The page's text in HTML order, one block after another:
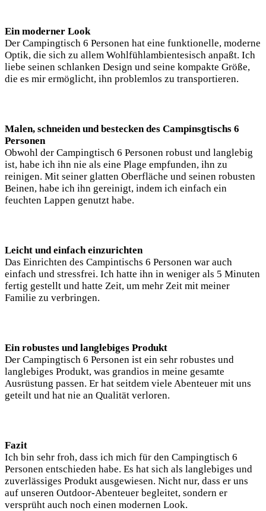
Ein moderner Look
Der Campingtisch 6 Personen hat eine funktionelle, moderne
Optik, die sich zu allem Wohlfühlambientesisch anpaßt. Ich
liebe seinen schlanken Design und seine kompakte Größe,
die es mir ermöglicht, ihn problemlos zu transportieren.
Malen, schneiden und bestecken des Campinsgtischs 6
Personen
Obwohl der Campingtisch 6 Personen robust und langlebig
ist, habe ich ihn nie als eine Plage empfunden, ihn zu
reinigen. Mit seiner glatten Oberfläche und seinen robusten
Beinen, habe ich ihn gereinigt, indem ich einfach ein
feuchten Lappen genutzt habe.
Leicht und einfach einzurichten
Das Einrichten des Campintischs 6 Personen war auch
einfach und stressfrei. Ich hatte ihn in weniger als 5 Minuten
fertig gestellt und hatte Zeit, um mehr Zeit mit meiner
Familie zu verbringen.
Ein robustes und langlebiges Produkt
Der Campingtisch 6 Personen ist ein sehr robustes und
langlebiges Produkt, was grandios in meine gesamte
Ausrüstung passen. Er hat seitdem viele Abenteuer mit uns
geteilt und hat nie an Qualität verloren.
Fazit
Ich bin sehr froh, dass ich mich für den Campingtisch 6
Personen entschieden habe. Es hat sich als langlebiges und
zuverlässiges Produkt ausgewiesen. Nicht nur, dass er uns
auf unseren Outdoor-Abenteuer begleitet, sondern er
versprüht auch noch einen modernen Look.